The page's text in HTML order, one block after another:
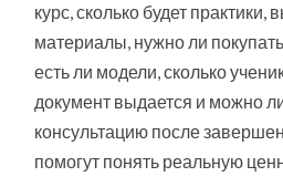
курс, сколько будет практики,
материалы, нужно ли
есть ли модели, сколько
документ выдается и можно
консультацию после
помогут понять реальную